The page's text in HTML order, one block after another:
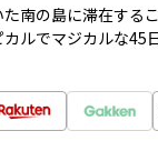
南の島に滞在する
ルでマジカルな45